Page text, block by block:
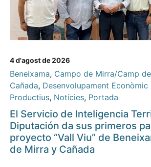
4 d'agost de 2026
Beneixama, Campo de Mirra/Camp
Cañada, Desenvolupament Econòmic
Productius, Notícies, Portada
El Servicio de Inteligencia
Diputación da sus primeros
proyecto “Vall Viu” de
de Mirra y Cañada